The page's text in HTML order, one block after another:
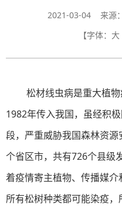
2021-03-04 来源
【字体： 大
松材线虫病是重大植
1982年传入我国，虽经积
段，严重威胁我国森林资
个省区市，共有726个县级
着疫情寄主植物、传播媒
所有松树种类都可能染疫